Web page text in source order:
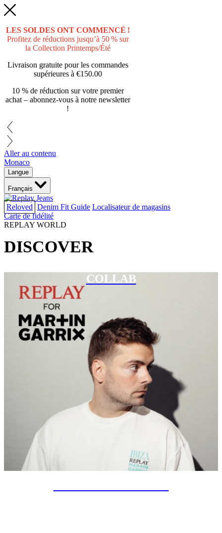
LES SOLDES ONT COMMENCÉ !
Profitez de réductions jusqu’à 50 % sur
la Collection Printemps/Été
Livraison gratuite pour les commandes
supérieures à €150.00
10 % de réduction sur votre premier
achat – abonnez-vous à notre newsletter
!
Aller au contenu
Monaco
Langue
Français
Reloved Denim Fit Guide Localisateur de magasins
Carte de fidélité
REPLAY WORLD
DISCOVER
COLLAB